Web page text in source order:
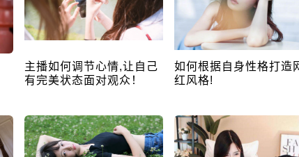
主播如何调节心情,让自己
有完美状态面对观众！
如何根据自身性格打造
红风格!